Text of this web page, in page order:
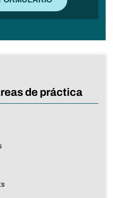
de práctica